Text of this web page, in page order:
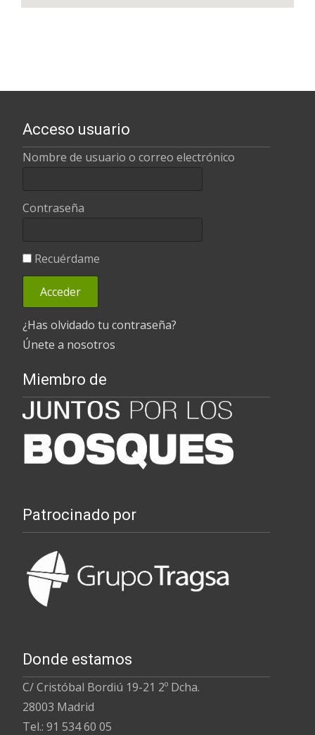
Acceso usuario
Nombre de usuario o correo electrónico
Contraseña
Recuérdame
¿Has olvidado tu contraseña?
Únete a nosotros
Miembro de
Patrocinado por
Donde estamos
C/ Cristóbal Bordiú 19-21 2º Dcha.
28003 Madrid
Tel.: 91 534 60 05